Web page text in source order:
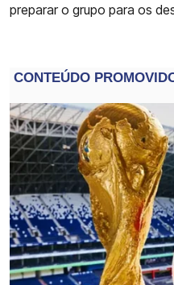
preparar o grupo para os